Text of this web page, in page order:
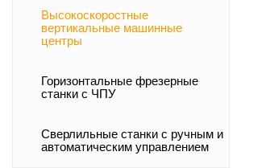
Высокоскоростные
вертикальные машинные
центры
Горизонтальные фрезерные
станки с ЧПУ
Сверлильные станки с ручным и
автоматическим управлением